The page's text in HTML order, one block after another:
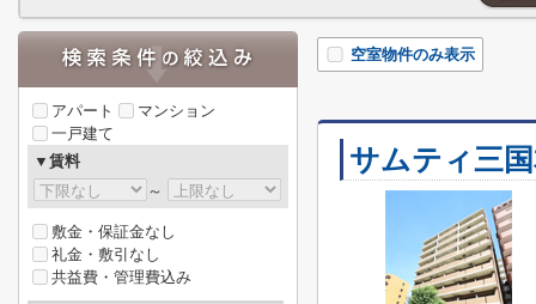
空室物件のみ表示
サムティ三
アパート
マンション
一戸建て
▼賃料
～
敷金・保証金なし
礼金・敷引なし
共益費・管理費込み